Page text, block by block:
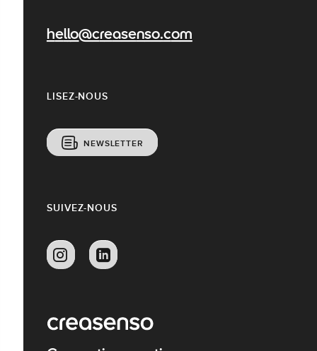
hello@creasenso.com
LISEZ-NOUS
NEWSLETTER
SUIVEZ-NOUS